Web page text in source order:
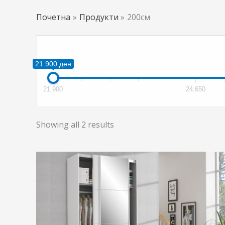
Почетна Продукти 200см
21.900 ден
21.900 24.650
Showing all 2 results
This
product
has
variants.